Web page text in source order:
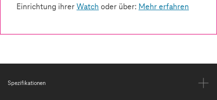
Spezifikationen